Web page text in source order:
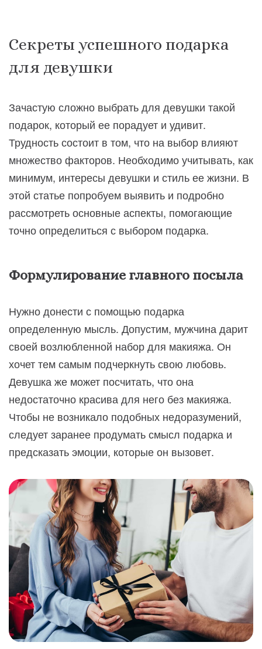
Секреты успешного подарка
для девушки
Зачастую сложно выбрать для девушки такой
подарок, который ее порадует и удивит.
Трудность состоит в том, что на выбор влияют
множество факторов. Необходимо учитывать, как
минимум, интересы девушки и стиль ее жизни. В
этой статье попробуем выявить и подробно
рассмотреть основные аспекты, помогающие
точно определиться с выбором подарка.
Формулирование главного посыла
Нужно донести с помощью подарка
определенную мысль. Допустим, мужчина дарит
своей возлюбленной набор для макияжа. Он
хочет тем самым подчеркнуть свою любовь.
Девушка же может посчитать, что она
недостаточно красива для него без макияжа.
Чтобы не возникало подобных недоразумений,
следует заранее продумать смысл подарка и
предсказать эмоции, которые он вызовет.